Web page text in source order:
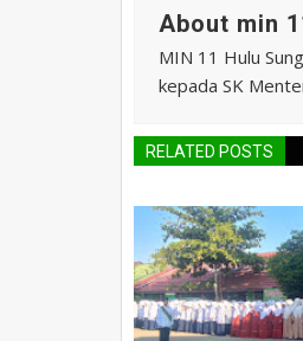
About min
MIN 11 Hulu
kepada SK
RELATED POSTS